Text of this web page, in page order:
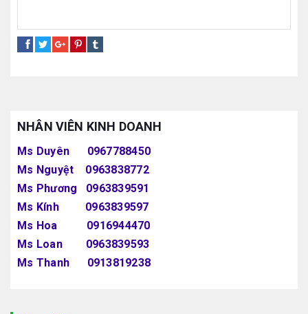
NHÂN VIÊN KINH DOANH
Ms Duyên 0967788450
Ms Nguyệt 0963838772
Ms Phương 0963839591
Ms Kính 0963839597
Ms Hoa 0916944470
Ms Loan 0963839593
Ms Thanh 0913819238